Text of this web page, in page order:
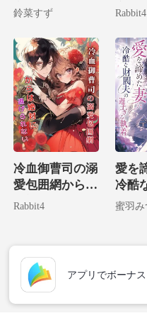
富豪の娘でした
鈴菜すず
実は
Rabbit4
冷血御曹司の溺
愛包囲網からは
絶対に逃げられ
Rabbit4
愛を
冷酷
遅す
蜜羽み
アプリでボーナ